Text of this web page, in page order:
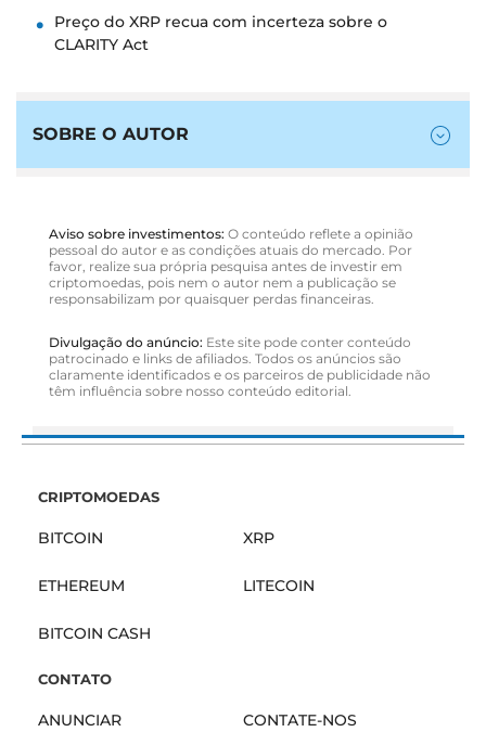
Preço do XRP recua com incerteza sobre o
CLARITY Act
SOBRE O AUTOR
Aviso sobre investimentos: O conteúdo reflete a opinião
pessoal do autor e as condições atuais do mercado. Por
favor, realize sua própria pesquisa antes de investir em
criptomoedas, pois nem o autor nem a publicação se
responsabilizam por quaisquer perdas financeiras.
Divulgação do anúncio: Este site pode conter conteúdo
patrocinado e links de afiliados. Todos os anúncios são
claramente identificados e os parceiros de publicidade não
têm influência sobre nosso conteúdo editorial.
CRIPTOMOEDAS
BITCOIN XRP
ETHEREUM LITECOIN
BITCOIN CASH
CONTATO
ANUNCIAR CONTATE-NOS